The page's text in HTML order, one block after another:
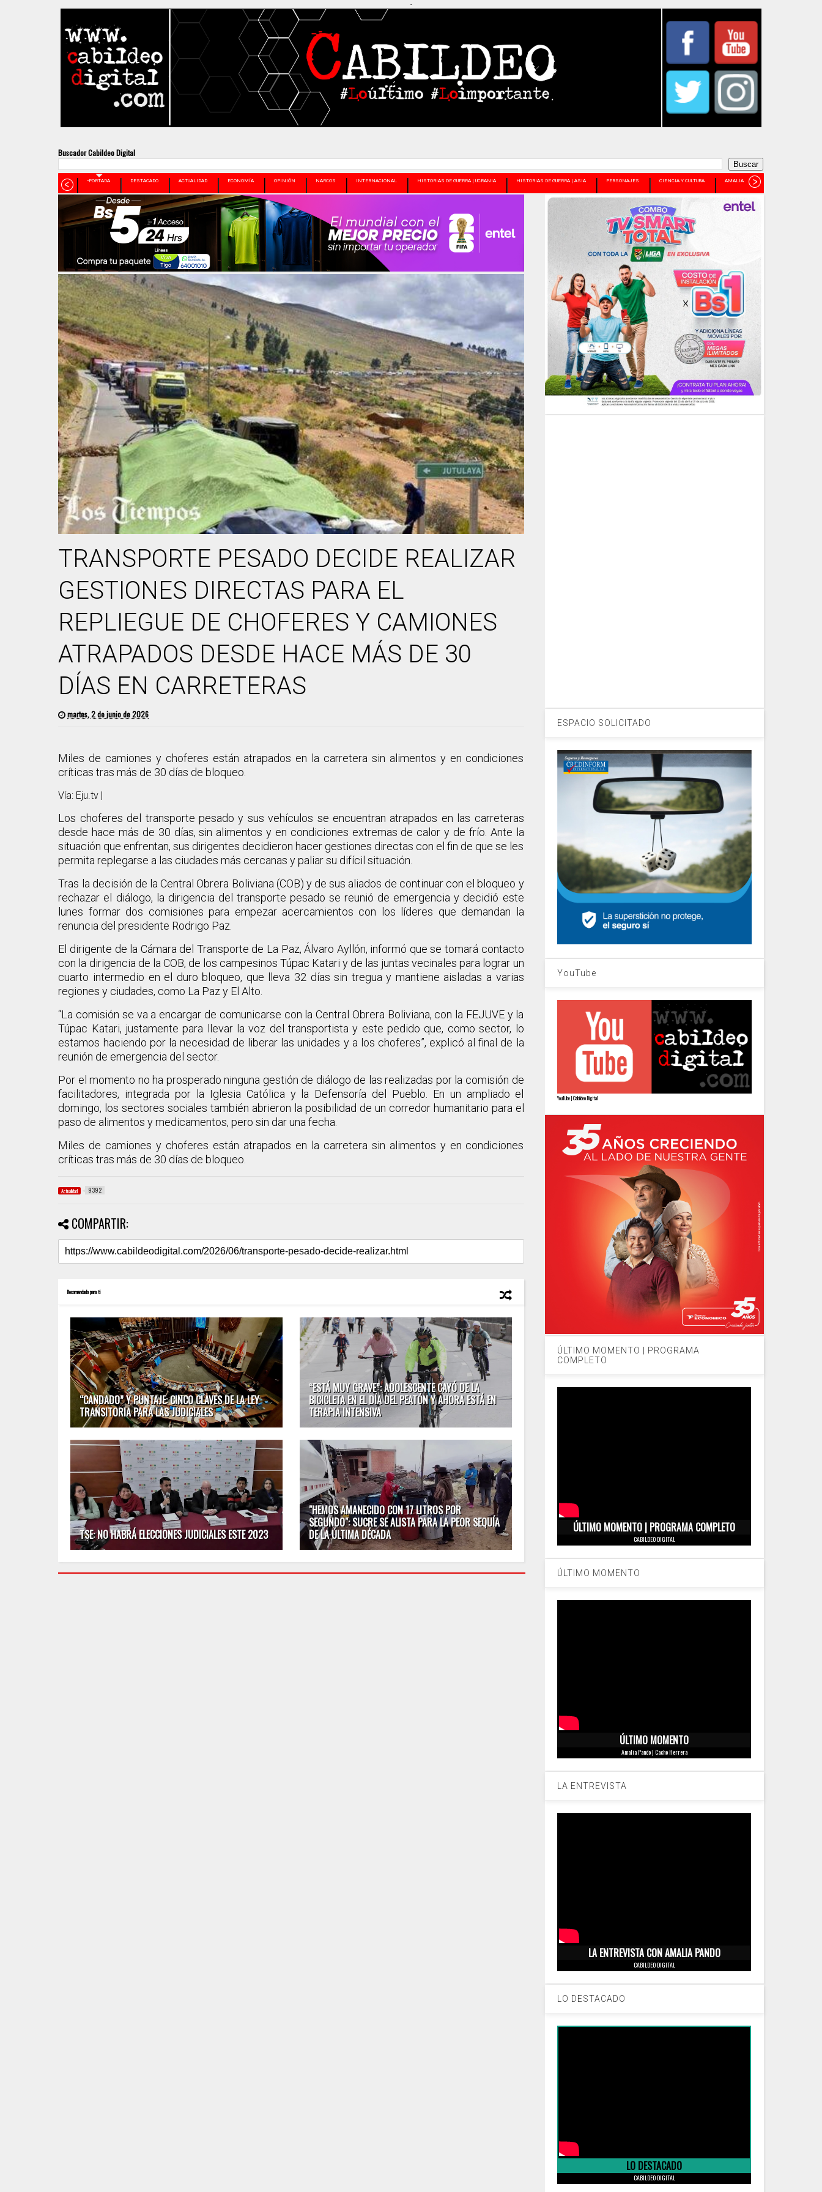
-
Buscador Cabildeo Digital
•PORTADA DESTACADO ACTUALIDAD ECONOMÍA OPINIÓN NARCOS INTERNACIONAL HISTORIAS DE GUERRA | UCRANIA HISTORIAS DE GUERRA | ASIA PERSONAJES CIENCIA Y CULTURA AMALIA PANDO
TRANSPORTE PESADO DECIDE REALIZAR
GESTIONES DIRECTAS PARA EL
REPLIEGUE DE CHOFERES Y CAMIONES
ATRAPADOS DESDE HACE MÁS DE 30
DÍAS EN CARRETERAS
martes, 2 de junio de 2026
Miles de camiones y choferes están atrapados en la carretera sin alimentos y en condiciones
críticas tras más de 30 días de bloqueo.
Vía: Eju.tv |
Los choferes del transporte pesado y sus vehículos se encuentran atrapados en las carreteras
desde hace más de 30 días, sin alimentos y en condiciones extremas de calor y de frío. Ante la
situación que enfrentan, sus dirigentes decidieron hacer gestiones directas con el fin de que se les
permita replegarse a las ciudades más cercanas y paliar su difícil situación.
Tras la decisión de la Central Obrera Boliviana (COB) y de sus aliados de continuar con el bloqueo y
rechazar el diálogo, la dirigencia del transporte pesado se reunió de emergencia y decidió este
lunes formar dos comisiones para empezar acercamientos con los líderes que demandan la
renuncia del presidente Rodrigo Paz.
El dirigente de la Cámara del Transporte de La Paz, Álvaro Ayllón, informó que se tomará contacto
con la dirigencia de la COB, de los campesinos Túpac Katari y de las juntas vecinales para lograr un
cuarto intermedio en el duro bloqueo, que lleva 32 días sin tregua y mantiene aisladas a varias
regiones y ciudades, como La Paz y El Alto.
“La comisión se va a encargar de comunicarse con la Central Obrera Boliviana, con la FEJUVE y la
Túpac Katari, justamente para llevar la voz del transportista y este pedido que, como sector, lo
estamos haciendo por la necesidad de liberar las unidades y a los choferes”, explicó al final de la
reunión de emergencia del sector.
Por el momento no ha prosperado ninguna gestión de diálogo de las realizadas por la comisión de
facilitadores, integrada por la Iglesia Católica y la Defensoría del Pueblo. En un ampliado el
domingo, los sectores sociales también abrieron la posibilidad de un corredor humanitario para el
paso de alimentos y medicamentos, pero sin dar una fecha.
Miles de camiones y choferes están atrapados en la carretera sin alimentos y en condiciones
críticas tras más de 30 días de bloqueo.
Actualidad 9392
COMPARTIR:
Recomendado para ti
“CANDADO” Y PUNTAJE: CINCO CLAVES DE LA LEY
TRANSITORIA PARA LAS JUDICIALES
“ESTÁ MUY GRAVE”: ADOLESCENTE CAYÓ DE LA
BICICLETA EN EL DÍA DEL PEATÓN Y AHORA ESTÁ EN
TERAPIA INTENSIVA
TSE: NO HABRÁ ELECCIONES JUDICIALES ESTE 2023
"HEMOS AMANECIDO CON 17 LITROS POR
SEGUNDO": SUCRE SE ALISTA PARA LA PEOR SEQUÍA
DE LA ÚLTIMA DÉCADA
ESPACIO SOLICITADO
YouTube
YouTube | Cabildeo Digital
ÚLTIMO MOMENTO | PROGRAMA
COMPLETO
ÚLTIMO MOMENTO | PROGRAMA COMPLETO
CABILDEO DIGITAL
ÚLTIMO MOMENTO
ÚLTIMO MOMENTO
Amalia Pando | Cacho Herrera
LA ENTREVISTA
LA ENTREVISTA CON AMALIA PANDO
CABILDEO DIGITAL
LO DESTACADO
LO DESTACADO
CABILDEO DIGITAL